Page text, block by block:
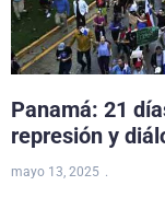
Panamá: 21
represión y
mayo 13, 2025